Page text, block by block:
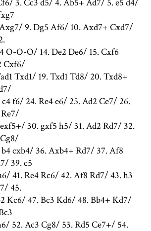
3. Cc3 d5/ 4. Ab5+ Ad7/ 5. e5 d4/
9. Dg5 Af6/ 10. Axd7+ Cxd7/
O-O-O/ 14. De2 De6/ 15. Cxf6
Cxf6/
Txd1/ 19. Txd1 Td8/ 20. Txd8+
f6/ 24. Re4 e6/ 25. Ad2 Ce7/ 26.
30. gxf5 h5/ 31. Ad2 Rd7/ 32.
cxb4/ 36. Axb4+ Rd7/ 37. Af8
39. c5
41. Re4 Rc6/ 42. Af8 Rd7/ 43. h3
45.
Kc6/ 47. Bc3 Kd6/ 48. Bb4+ Kd7/
52. Ac3 Cg8/ 53. Rd5 Ce7+/ 54.